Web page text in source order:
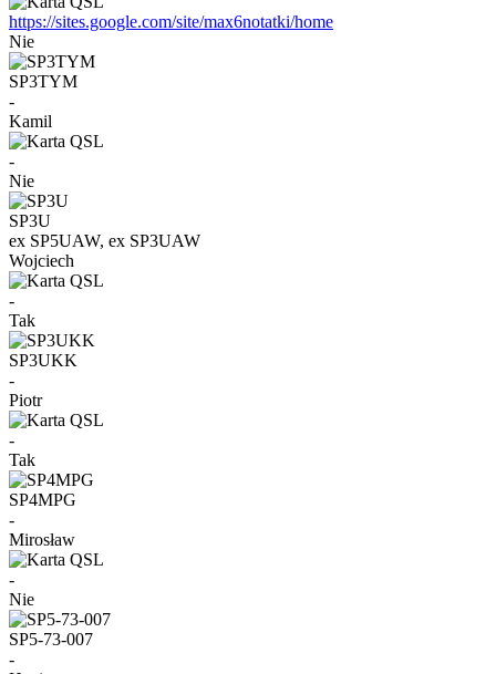
https://sites.google.com/site/max6notatki/home
Nie
SP3TYM
-
Kamil
-
Nie
SP3U
ex SP5UAW, ex SP3UAW
Wojciech
-
Tak
SP3UKK
-
Piotr
-
Tak
SP4MPG
-
Mirosław
-
Nie
SP5-73-007
-